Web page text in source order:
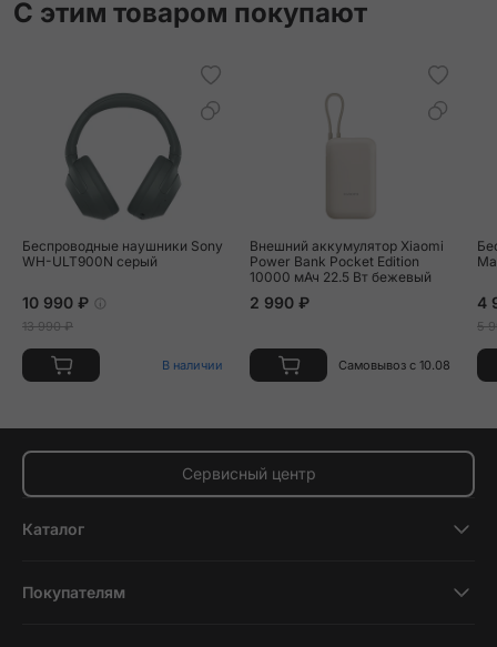
С этим товаром покупают
Беспроводные наушники Sony
WH-ULT900N серый
10 990 ₽
13 990 ₽
В наличии
Внешний аккумулятор Xiaomi
Power Bank Pocket Edition
10000 мАч 22.5 Вт бежевый
2 990 ₽
Самовывоз с 10.08
4
5
Сервисный центр
Каталог
Планшеты
Покупателям